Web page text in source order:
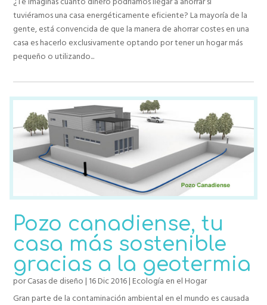
tuviéramos una casa energéticamente eficiente? La mayoría de la
gente, está convencida de que la manera de ahorrar costes en una
casa es hacerlo exclusivamente optando por tener un hogar más
pequeño o utilizando...
Pozo canadiense, tu
casa más sostenible
gracias a la geotermia
porCasas de diseño | 16 Dic 2016|Ecología en el Hogar
Gran parte de la contaminación ambiental en el mundo es causada